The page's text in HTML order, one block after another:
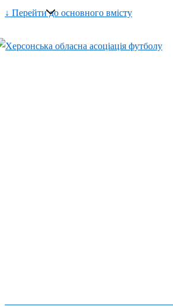
↓ Перейти до основного вмісту